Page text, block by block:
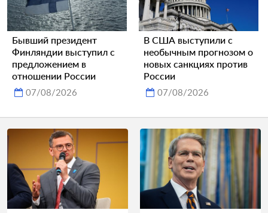
Бывший президент
Финляндии выступил с
предложением в
отношении России
07/08/2026
В США выступили с
необычным прогнозом о
новых санкциях против
России
07/08/2026